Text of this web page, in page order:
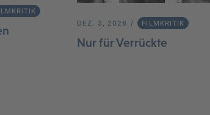
DEZ. 3, 2026 FILMKRITIK
Nur für Verrückte